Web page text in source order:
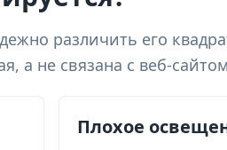
различить его
а не связана с веб-
Плохое